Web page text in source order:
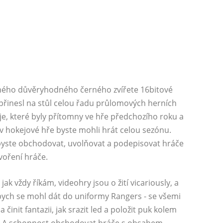
důvěryhodného černého zvířete 16bitové
na stůl celou řadu průlomových herních
které byly přítomny ve hře předchozího roku a
hokejové hře byste mohli hrát celou sezónu.
obchodovat, uvolňovat a podepisovat hráče
hráče.
vždy říkám, videohry jsou o žití vicariously, a
se mohl dát do uniformy Rangers - se všemi
činit fantazii, jak srazit led a položit puk kolem